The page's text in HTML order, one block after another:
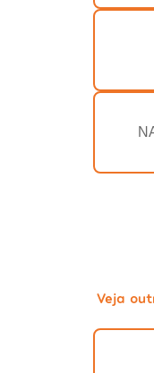
Veja